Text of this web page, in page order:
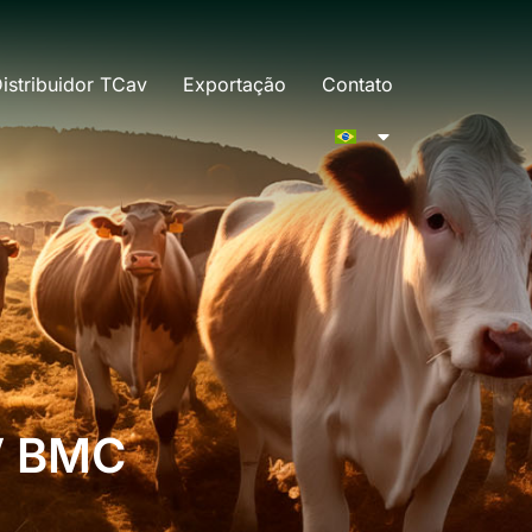
TCav Exportação Contato
BMC